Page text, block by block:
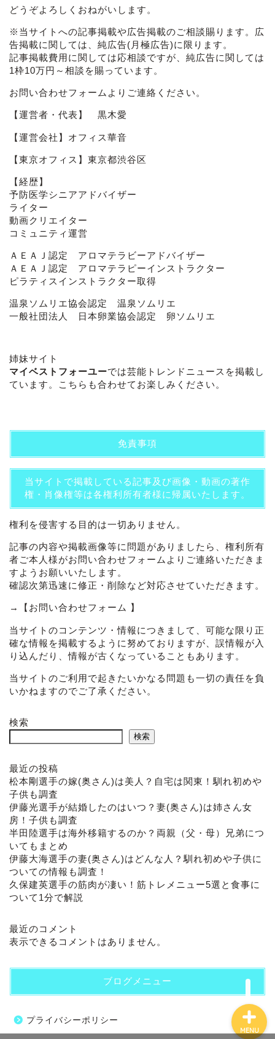
どうぞよろしくおねがいします。
※当サイトへの記事掲載や広告掲載のご相談賜ります。広
告掲載に関しては、純広告(月極広告)に限ります。
記事掲載費用に関しては応相談ですが、純広告に関しては
1枠10万円～相談を賜っています。
お問い合わせフォーム よりご連絡ください。
【運営者・代表】 黒木愛
【運営会社】オフィス華音
【東京オフィス】東京都渋谷区
【経歴】
予防医学シニアアドバイザー
ライター
動画クリエイター
コミュニティ運営
ＡＥＡＪ認定 アロマテラビーアドバイザー
ＡＥＡＪ認定 アロマテラピーインストラクター
ピラティスインストラクター取得
温泉ソムリエ協会認定 温泉ソムリエ
一般社団法人 日本卵業協会認定 卵ソムリエ
姉妹サイト
マイベストフォーユーでは芸能トレンドニュースを掲載し
ています。こちらも合わせてお楽しみください。
免責事項
当サイトで掲載している記事及び画像・動画の著作
権・肖像権等は各権利所有者様に帰属いたします。
権利を侵害する目的は一切ありません。
記事の内容や掲載画像等に問題がありましたら、権利所有
者ご本人様がお問い合わせフォームよりご連絡いただきま
すようお願いいたします。
確認次第迅速に修正・削除など対応させていただきます。
→ 【お問い合わせフォーム 】
当サイトのコンテンツ・情報につきまして、可能な限り正
確な情報を掲載するように努めておりますが、誤情報が入
り込んだり、情報が古くなっていることもあります。
当サイトのご利用で起きたいかなる問題も一切の責任を負
いかねますのでご了承ください。
検索
検索
最近の投稿
松本剛選手の嫁(奥さん)は美人？自宅は関東！馴れ初めや
子供も調査
伊藤光選手が結婚したのはいつ？妻(奥さん)は姉さん女
房！子供も調査
半田陸選手は海外移籍するのか？両親（父・母）兄弟につ
いてもまとめ
伊藤大海選手の妻(奥さん)はどんな人？馴れ初めや子供に
ついての情報も調査！
久保建英選手の筋肉が凄い！筋トレメニュー5選と食事に
ついて1分で解説
最近のコメント
表示できるコメントはありません。
ブログメニュー
プライバシーポリシー
MENU
ホーム
お問い合わせ